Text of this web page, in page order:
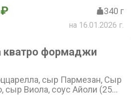
340 г
на 16.01.2026 г.
кватро формаджи
сыр Пармезан, Сыр
сыр Виола, соус Айоли (25